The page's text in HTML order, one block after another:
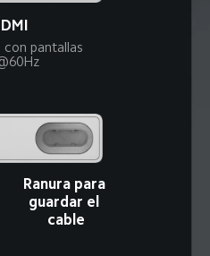
con pantallas
Ranura para
guardar el
cable